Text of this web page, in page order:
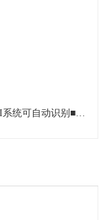
统可自动识别■